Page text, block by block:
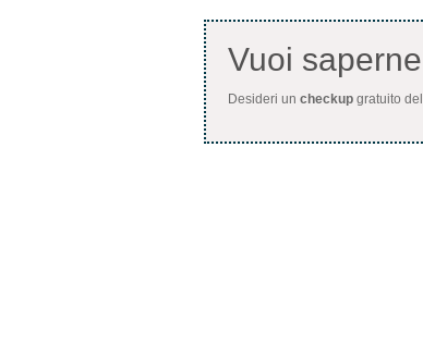
Vuoi
Desideri un checkup gratuito